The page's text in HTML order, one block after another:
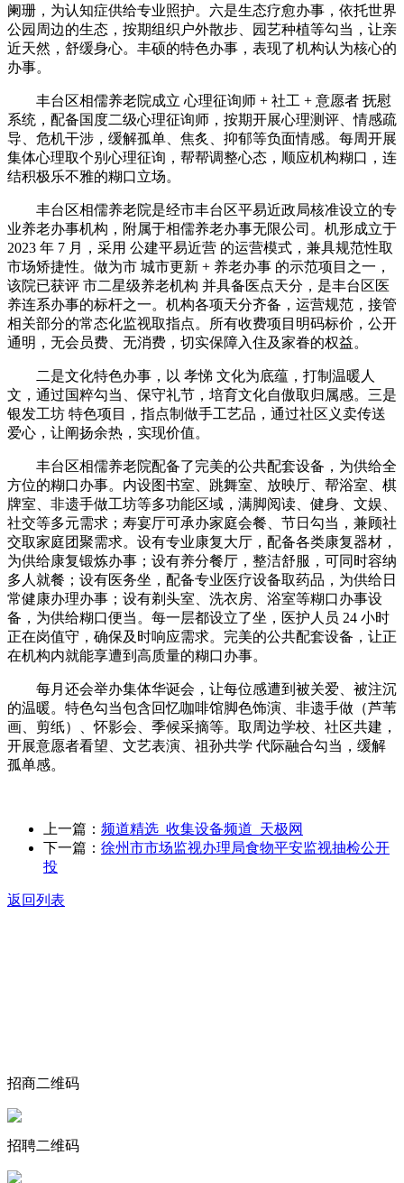
阑珊，为认知症供给专业照护。六是生态疗愈办事，依托世界
公园周边的生态，按期组织户外散步、园艺种植等勾当，让亲
近天然，舒缓身心。丰硕的特色办事，表现了机构认为核心的
办事。
丰台区相儒养老院成立 心理征询师 + 社工 + 意愿者 抚慰
系统，配备国度二级心理征询师，按期开展心理测评、情感疏
导、危机干涉，缓解孤单、焦炙、抑郁等负面情感。每周开展
集体心理取个别心理征询，帮帮调整心态，顺应机构糊口，连
结积极乐不雅的糊口立场。
丰台区相儒养老院是经市丰台区平易近政局核准设立的专
业养老办事机构，附属于相儒养老办事无限公司。机形成立于
2023 年 7 月，采用 公建平易近营 的运营模式，兼具规范性取
市场矫捷性。做为市 城市更新 + 养老办事 的示范项目之一，
该院已获评 市二星级养老机构 并具备医点天分，是丰台区医
养连系办事的标杆之一。机构各项天分齐备，运营规范，接管
相关部分的常态化监视取指点。所有收费项目明码标价，公开
通明，无会员费、无消费，切实保障入住及家眷的权益。
二是文化特色办事，以 孝悌 文化为底蕴，打制温暖人
文，通过国粹勾当、保守礼节，培育文化自傲取归属感。三是
银发工坊 特色项目，指点制做手工艺品，通过社区义卖传送
爱心，让阐扬余热，实现价值。
丰台区相儒养老院配备了完美的公共配套设备，为供给全
方位的糊口办事。内设图书室、跳舞室、放映厅、帮浴室、棋
牌室、非遗手做工坊等多功能区域，满脚阅读、健身、文娱、
社交等多元需求；寿宴厅可承办家庭会餐、节日勾当，兼顾社
交取家庭团聚需求。设有专业康复大厅，配备各类康复器材，
为供给康复锻炼办事；设有养分餐厅，整洁舒服，可同时容纳
多人就餐；设有医务坐，配备专业医疗设备取药品，为供给日
常健康办理办事；设有剃头室、洗衣房、浴室等糊口办事设
备，为供给糊口便当。每一层都设立了坐，医护人员 24 小时
正在岗值守，确保及时响应需求。完美的公共配套设备，让正
在机构内就能享遭到高质量的糊口办事。
每月还会举办集体华诞会，让每位感遭到被关爱、被注沉
的温暖。特色勾当包含回忆咖啡馆脚色饰演、非遗手做（芦苇
画、剪纸）、怀影会、季候采摘等。取周边学校、社区共建，
开展意愿者看望、文艺表演、祖孙共学 代际融合勾当，缓解
孤单感。
上一篇： 频道精选_收集设备频道_天极网
下一篇： 徐州市市场监视办理局食物平安监视抽检公开
投
返回列表
招商二维码
招聘二维码